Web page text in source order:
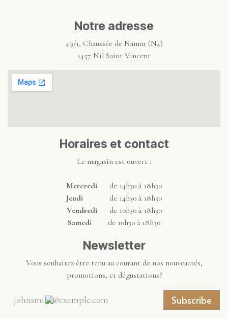
Notre adresse
49/1, Chaussée de Namur (N4)
1457 Nil Saint Vincent
Horaires et contact
Le magasin est ouvert :
Mercredi de 14h30 à 18h30
Jeudi de 14h30 à 18h30
Vendredide 10h30 à 18h30
Samedi de 10h30 à 18h30
Newsletter
Vous souhaitez être tenu au courant de nos nouveautés,
promotions, et dégustations?
Subscribe